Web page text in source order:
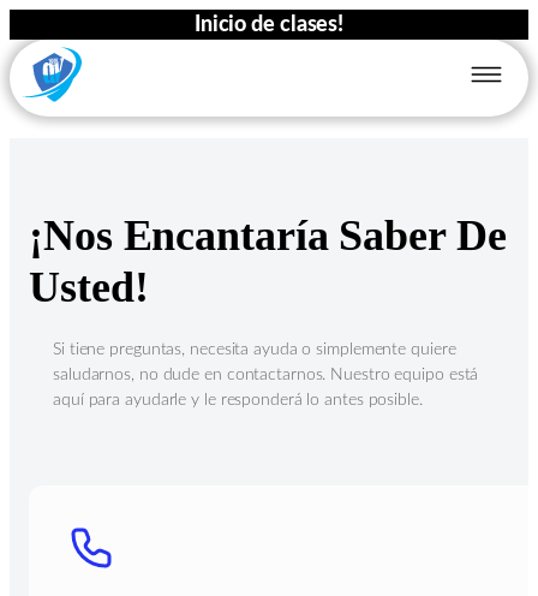
Inicio de clases!
¡Nos Encantaría Saber De
Usted!
Si tiene preguntas, necesita ayuda o simplemente quiere
saludarnos, no dude en contactarnos. Nuestro equipo está
aquí para ayudarle y le responderá lo antes posible.